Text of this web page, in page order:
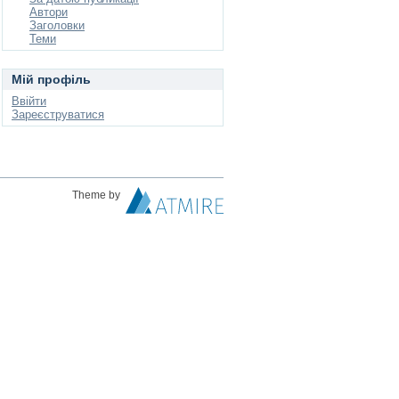
Автори
Заголовки
Теми
Мій профіль
Ввійти
Зареєструватися
Theme by